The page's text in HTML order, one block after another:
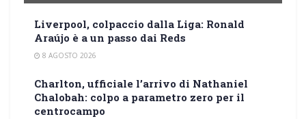
Liverpool, colpaccio dalla Liga: Ronald
Araújo è a un passo dai Reds
8 AGOSTO 2026
Charlton, ufficiale l’arrivo di Nathaniel
Chalobah: colpo a parametro zero per il
centrocampo